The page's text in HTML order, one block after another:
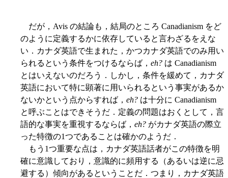
だが，Avis の結論も，結局のところ Canadianism をど
のように定義するかに依存していると言わざるをえな
い．カナダ英語で生まれた，かつカナダ英語でのみ用い
られるという条件をつけるならば， eh? は Canadianism
とはいえないのだろう．しかし，条件を緩めて，カナダ
英語において特に顕著に用いられるという事実があるか
ないかという点からすれば， eh? は十分に Canadianism
と呼ぶことはできそうだ．定義の問題はおくとして，言
語的な事実を重視するならば， eh? がカナダ英語の際立
った特徴の1つであることは確かのようだ．
もう1つ重要な点は，カナダ英語話者がこの特徴を明
確に意識しており，意識的に頻用する（あるいは逆に忌
避する）傾向があるということだ．つまり，カナダ英語